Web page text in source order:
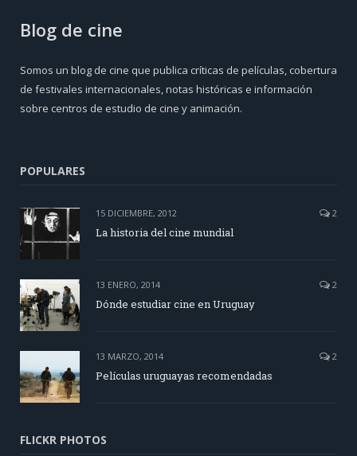
Blog de cine
Somos un blog de cine que publica críticas de películas, cobertura
de festivales internacionales, notas históricas e información
sobre centros de estudio de cine y animación.
POPULARES
15 DICIEMBRE, 2012 2
La historia del cine mundial
13 ENERO, 2014 2
Dónde estudiar cine en Uruguay
13 MARZO, 2014 2
Películas uruguayas recomendadas
FLICKR PHOTOS